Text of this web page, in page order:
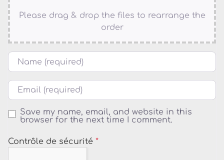
Please drag & drop the files to rearrange the
order
Name
Courriel
Save my name, email, and website in this
browser for the next time I comment.
Contrôle de sécurité *